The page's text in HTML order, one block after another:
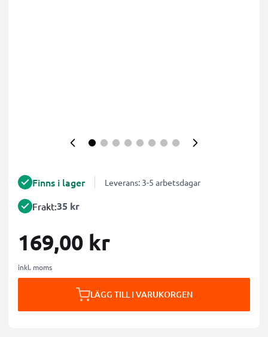
Finns i lager Leverans: 3-5 arbetsdagar
Frakt:35 kr
169,00 kr
inkl. moms
LÄGG TILL I VARUKORGEN